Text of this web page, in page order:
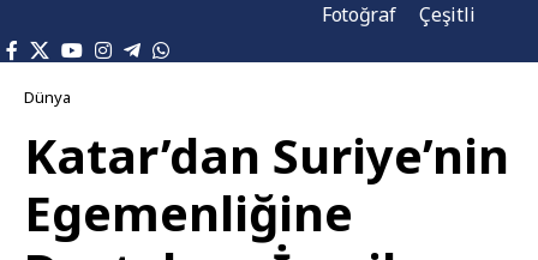
Fotoğraf
Çeşitli
Dünya
Katar’dan Suriye’nin
Egemenliğine